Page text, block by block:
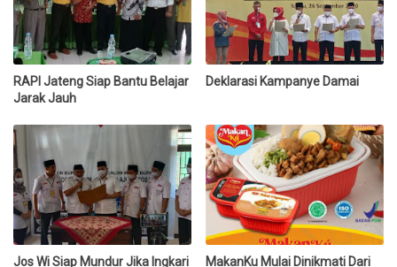
RAPI Jateng Siap Bantu Belajar
Jarak Jauh
Deklarasi Kampanye Damai
Jos Wi Siap Mundur Jika Ingkari
MakanKu Mulai Dinikmati Dari